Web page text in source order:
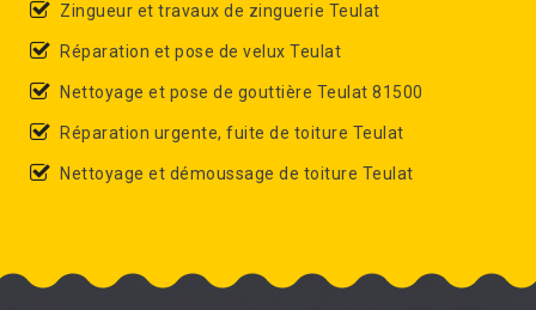
Zingueur et travaux de zinguerie Teulat
Réparation et pose de velux Teulat
Nettoyage et pose de gouttière Teulat 81500
Réparation urgente, fuite de toiture Teulat
Nettoyage et démoussage de toiture Teulat